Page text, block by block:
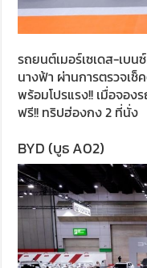
รถยนต์เมอร์เซเดส-เบ
นางฟ้า ผ่านการตรวจเช็
พร้อมโปรแรง!! เมื่อจอง
ฟรี!! ทริปฮ่องกง 2 ที่นั่ง
BYD (บูธ A02)